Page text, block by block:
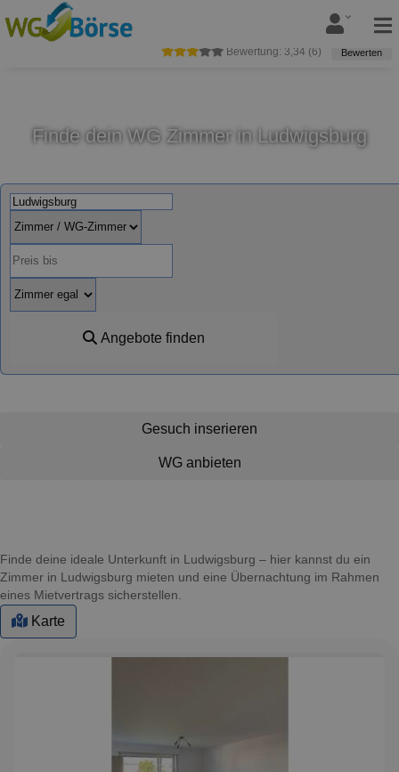
Bewertung: 3,34 (6) Bewerten
Finde dein WG Zimmer in Ludwigsburg
Angebote finden
Gesuch inserieren
WG anbieten
Finde deine ideale Unterkunft in Ludwigsburg – hier kannst du ein
Zimmer in Ludwigsburg mieten und eine Übernachtung im Rahmen
eines Mietvertrags sicherstellen.
Karte